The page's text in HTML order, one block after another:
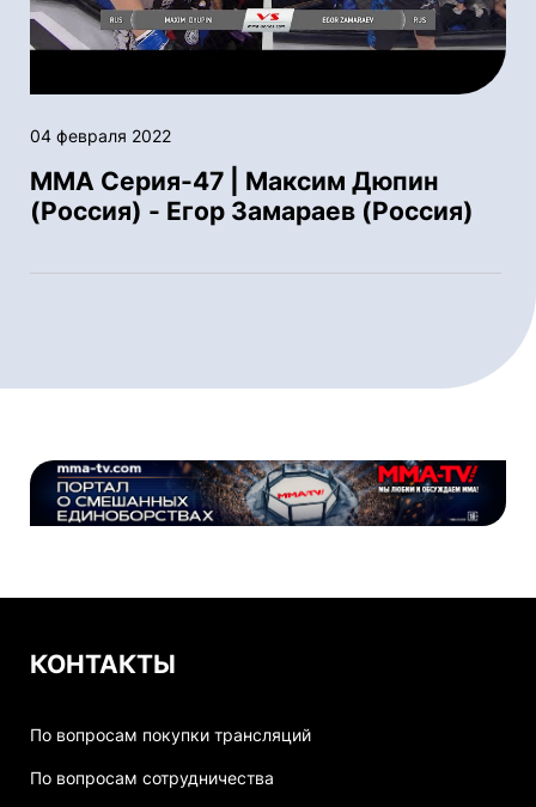
04 февраля 2022
ММА Серия-47 | Максим Дюпин
(Россия) - Егор Замараев (Россия)
КОНТАКТЫ
По вопросам покупки трансляций
По вопросам сотрудничества